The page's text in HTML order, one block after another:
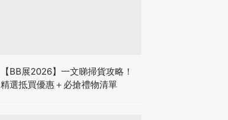
【BB展2026】一文睇掃貨攻略！
精選抵買優惠＋必搶禮物清單